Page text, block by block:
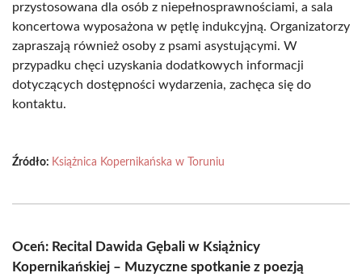
przystosowana dla osób z niepełnosprawnościami, a sala
koncertowa wyposażona w pętlę indukcyjną. Organizatorzy
zapraszają również osoby z psami asystującymi. W
przypadku chęci uzyskania dodatkowych informacji
dotyczących dostępności wydarzenia, zachęca się do
kontaktu.
Źródło: Książnica Kopernikańska w Toruniu
Oceń: Recital Dawida Gębali w Książnicy
Kopernikańskiej – Muzyczne spotkanie z poezją